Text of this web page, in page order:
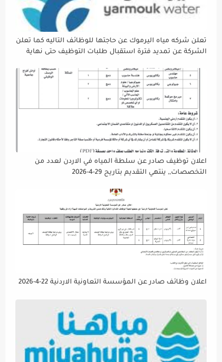
تعلن شركه مياه اليرموك عن حاجتها للوظائف التاليه كما تعلن
الشركة عن تمديد فترة استقبال طلبات التوظيف حتى نهاية
إتاحة الفرصة الكافية أمام الجميع لاستكمال إجراءات التقديم.
اعلان توظيف صادر عن سلطة المياه في الاردن لعدد من
التخصصات,, ينتهي التقديم بتاريح 29-4-2026
اعلان وظائف صادر عن المؤسسة التعاونية الاردنية 22-4-2026